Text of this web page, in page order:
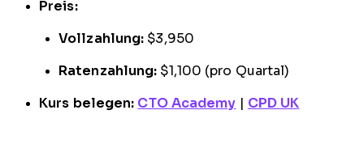
Preis:
Vollzahlung: $3,950
Ratenzahlung: $1,100 (pro Quartal)
Kurs belegen: CTO Academy CPD UK